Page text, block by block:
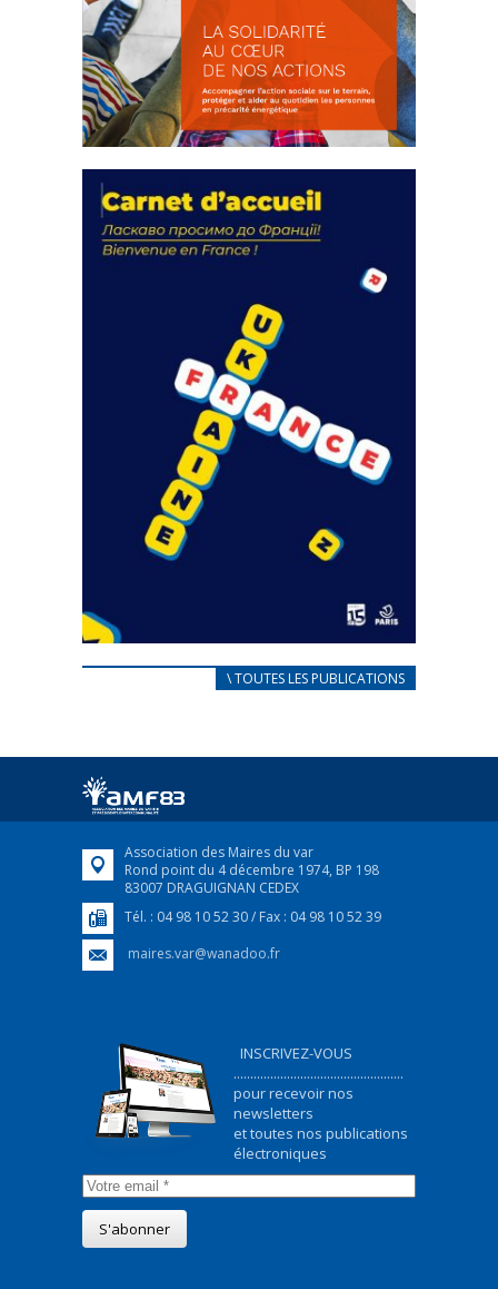
actions
18 septembre 2023
FEUILLETER
CARNET D’ACCUEIL
Afin d’accompagner au mieux les réfugiés
FEUILLETER
\ TOUTES LES PUBLICATIONS
Association des Maires du var
Rond point du 4 décembre 1974, BP 198
83007 DRAGUIGNAN CEDEX
Tél. : 04 98 10 52 30 / Fax : 04 98 10 52 39
maires.var@wanadoo.fr
INSCRIVEZ-VOUS
...................................................
pour recevoir nos
newsletters
et toutes nos publications
électroniques